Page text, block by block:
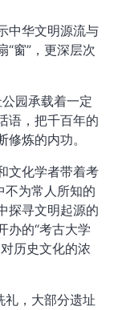
中华文明源流与
“窗”，更深层次
园承载着一定
语，把千百年的
炼的内功。
文化学者带着考
不为常人所知的
探寻文明起源的
办的“考古大学
历史文化的浓
礼，大部分遗址